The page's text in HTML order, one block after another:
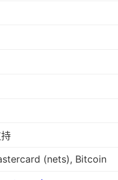
(nets), Bitcoin